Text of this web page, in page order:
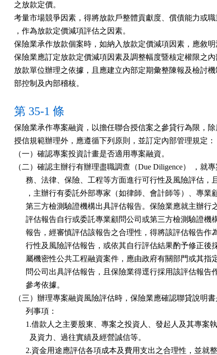
之放款定價。
考量市場競爭因素，得將放款戶整體貢獻度、償債能力或
，作為放款定價減項評估之因素。
保險業承作放款個案時，如納入放款定價減項因素，應敘
保險業應訂定放款定價減項因素及調整幅度暨核定權限之
放款單位辦理之依據，且應建立內部定期彙整陳報及檢討
部控制及內部稽核。
第 35-1 條
保險業承作專案融資，以擔任聯合授信案之參貸行為限，
授信規範辦理外，應遵循下列原則，並訂定內部管理規定：
（一）確認專案投資計畫是否適用專案融資。
（二）確認主辦行有辦理盡職調查（Due Diligence） ，就
務、法律、保險、工程等方面進行可行性及風險評估，
，主辦行有委託外部專家（如律師、會計師等）、專業
第三方檢測驗證機構出具評估報告。保險業應就主辦行
評估報告自行或委託專業顧問公司或第三方檢測驗證機
報告，經審慎評估該報告之合理性，得將該評估報告作
行性及風險評估報告，或依其自行評估結果酌予修正後
屬機密性公共工程融資案件，應由政府有關部門或其指
問公司出具評估報告，且保險業得逕行採用該評估報告
      參考依據。
（三）辦理專案融資風險評估時，保險業應確認聯貸說明
      列事項：
1.借款人之主要股東、專案之投資人、發起人及其專案
        及資力、過往實績及經營誠信等。
2.資金用途應評估各項成本及費用支出之合理性，並就